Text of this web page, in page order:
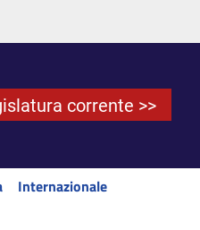
corrente >>
Internazionale